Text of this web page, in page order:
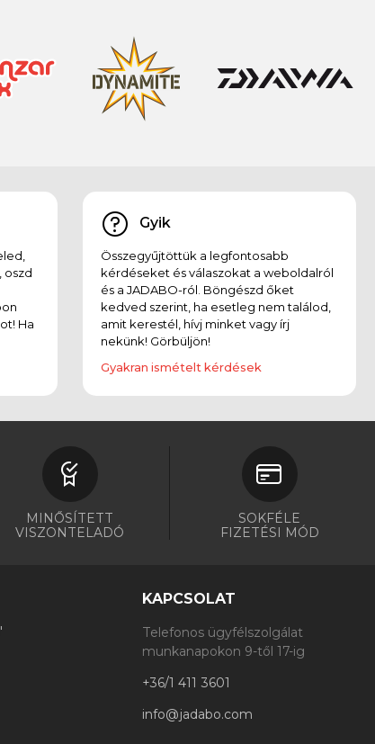
oszd
Ha
Gyik
Összegyűjtöttük a legfontosabb
kérdéseket és válaszokat a weboldalról
és a JADABO-ról. Böngészd őket
kedved szerint, ha esetleg nem találod,
amit kerestél, hívj minket vagy írj
nekünk! Görbüljön!
Gyakran ismételt kérdések
MINŐSÍTETT
VISZONTELADÓ
SOKFÉLE
FIZETÉSI MÓD
KAPCSOLAT
Telefonos ügyfélszolgálat
munkanapokon 9-től 17-ig
+36/1 411 3601
info@jadabo.com